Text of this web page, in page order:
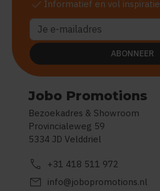
Jobo Promotions
Bezoekadres & Showroom
Provincialeweg 59
5334 JD Velddriel
call +31 418 511 972
mail info@jobopromotions.nl
check Informatief en vol inspiratie
ABONNEER